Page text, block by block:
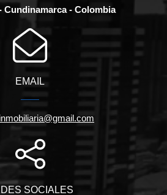
Cundinamarca - Colombia
EMAIL
SOCIALES